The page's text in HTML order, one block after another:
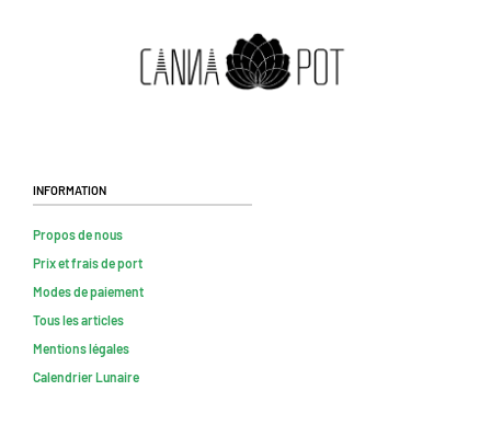
Information
Propos de nous
Prix et frais de port
Modes de paiement
Tous les articles
Mentions légales
Calendrier Lunaire